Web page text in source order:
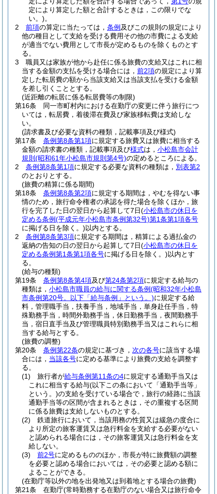
定により算定した額と合計するときは，この限りでな
い。)。
2
前項の算定に当たっては， 条例 及びこの規則の規定により
他の種目として支給を受ける費用その他の市費による支給
が適当でない費用として市長が定めるものを除くものとす
る。
3
職員又は家族が他から赴任に係る旅費の支給又はこれに相
当する金額の支払を受ける場合には， 前2項の規定により算
定した転居費の額から当該支給又は当該支払を受ける金額
を差し引くこととする。
(近距離の転居に係る転居費等の制限)
第16条
同一市町村内における在勤庁の変更に伴う旅行につ
いては，転居費，着後滞在費及び家族移転費は支給しな
い。
(請求書及び必要な資料の種類，記載事項及び様式)
第17条
条例第8条第1項に規定する旅費又は旅費に相当する
金額の請求書の種類，記載事項及び様式は， 小松島市会計
規則 (昭和61年小松島市規則第4号)の定めるところによる。
2
条例第8条第1項に規定する必要な資料の種類は， 別表第2
のとおりとする。
(旅費の精算に係る期間)
第18条
条例第8条第2項に規定する期間は，やむを得ない事
情のため，旅行命令権者の承認を得た場合を除くほか，旅
行を完了した日の翌日から起算して7日(小松島市の休日を
定める条例(平成元年小松島市条例第32号)第1条第1項各号
に掲げる日を除く。)以内とする。
2
条例第8条第3項に規定する期間は，精算による過払金の
返納の告知の日の翌日から起算して7日(小松島市の休日を
定める条例第1条第1項各号に掲げる日を除く。)以内とす
る。
(給与の種類)
第19条
条例第8条第4項及び第24条第2項に規定する給与の
種類は， 小松島市職員の給与に関する条例(昭和32年小松島
市条例第20号。以下「給与条例」という。)に規定する給
料，管理職手当，扶養手当，地域手当，単身赴任手当，特
殊勤務手当，時間外勤務手当，休日勤務手当，夜間勤務手
当，宿日直手当及び管理職員特別勤務手当又はこれらに相
当する給与とする。
(旅費の調整)
第20条
条例第22条の規定に基づき， 次の各号に該当する場
合には， 当該各号に定める基準により旅費の支給を調整す
る。
(1)
旅行者が給与条例第11条の4に規定する通勤手当又は
これに相当する給与(以下この条において「通勤手当等」
という。)の支給を受けている場合で，旅行の経路に当該
通勤手当等の区間が含まれるときは，その重複する区間
に係る旅費は支給しないものとする。
(2)
鉄道旅行において，当該用務の性質又は緩急の度合に
より所定の旅客運賃又は急行料金を支給する必要がない
と認められる場合には，その旅客運賃又は急行料金を支
給しない。
(3)
前2号に定めるもののほか，市長が特に旅費額の調整
を必要と認める場合においては，その必要と認める額に
よることができる。
(在勤庁等以外の地を出発地又は到着地とする場合の旅費)
第21条
在勤庁(常時勤務する在勤庁のない場合又は旅行命令